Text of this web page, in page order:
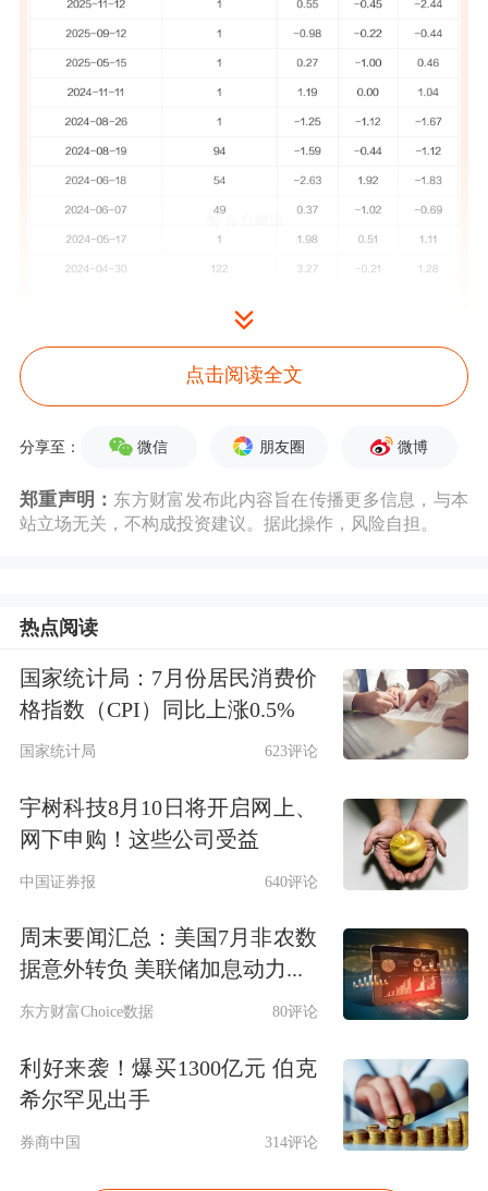
华旺科技5月18日公告称，5月18日接待
参与2025年度暨2026年第一季度业绩说
明会的投资者调研。接待人员包括董事
长 钭江浩,总经理 张延成,财务总监 王
英,周苏临,何礼平。
公司就以下问题进行了回复：在本次说
明会上,公司就投资者关心的问题给予
问题及答复如下: 1、未来的分红政策与
股本扩张计划是怎样的?在提升股东回
答:尊敬的投资者您好,公司始终将对投
资者的合理回报放在重要位置,坚定不
政...
点击查看PDF原文
点击阅读全文
分享至： 微信 朋友圈 微博
郑重声明： 东方财富发布此内容旨在传播更多信息，与本
站立场无关，不构成投资建议。据此操作，风险自担。
热点阅读
国家统计局：7月份居民消费价
格指数（CPI）同比上涨0.5%
国家统计局 623评论
宇树科技8月10日将开启网上、
网下申购！这些公司受益
中国证券报 640评论
周末要闻汇总：美国7月非农数
据意外转负 美联储加息动力...
东方财富Choice数据 80评论
利好来袭！爆买1300亿元 伯克
希尔罕见出手
券商中国 314评论